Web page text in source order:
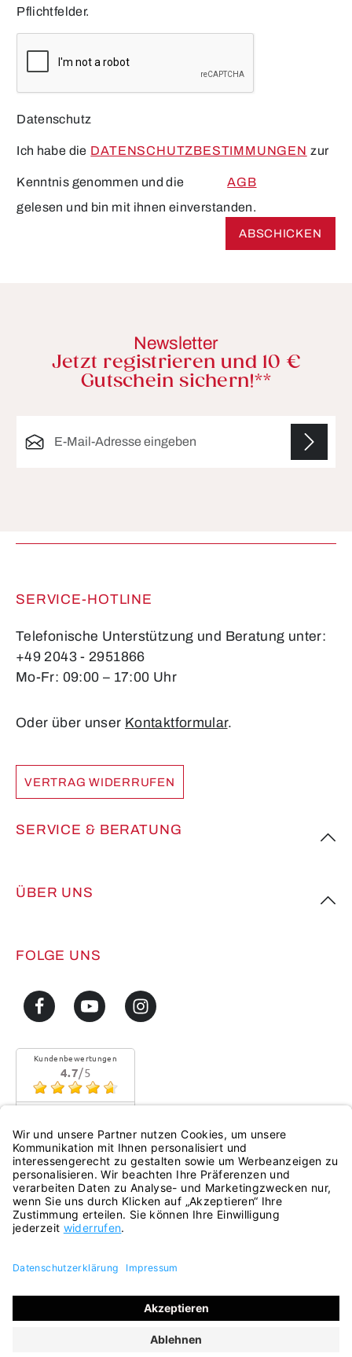
Pflichtfelder.
Datenschutz
Ich habe die DATENSCHUTZBESTIMMUNGEN zur
Kenntnis genommen und die
AGB
gelesen und bin mit ihnen einverstanden.
ABSCHICKEN
Newsletter
Jetzt registrieren und 10 €
Gutschein sichern!**
SERVICE-HOTLINE
Telefonische Unterstützung und Beratung unter:
+49 2043 - 2951866
Mo-Fr: 09:00 – 17:00 Uhr
Oder über unser Kontaktformular.
VERTRAG WIDERRUFEN
SERVICE & BERATUNG
ÜBER UNS
FOLGE UNS
Kundenbewertungen
4.7/5
eKomi
und ggf. Nachnahmegebühren, wenn nicht anders
angegeben.